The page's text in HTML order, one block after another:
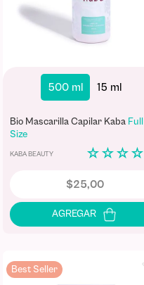
500 ml 15 ml
Bio Mascarilla Capilar Kaba Full
Size
KABA BEAUTY ☆ ☆ ☆ ☆
$25,00
Best Seller